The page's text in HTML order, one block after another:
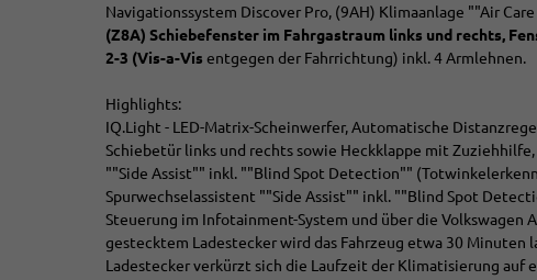
Navigationssystem Discover Pro, (9AH) Klimaanlage ""Air
(Z8A) Schiebefenster im Fahrgastraum links und rechts,
2-3 (Vis-a-Vis entgegen der Fahrrichtung) inkl. 4 Armlehnen.
Highlights:
IQ.Light - LED-Matrix-Scheinwerfer, Automatische
Schiebetür links und rechts sowie Heckklappe mit
""Side Assist"" inkl. ""Blind Spot Detection""
Spurwechselassistent ""Side Assist"" inkl. ""Blind Spot
Steuerung im Infotainment-System und über die Volkswagen
gestecktem Ladestecker wird das Fahrzeug etwa 30
Ladestecker verkürzt sich die Laufzeit der Klimatisierung auf